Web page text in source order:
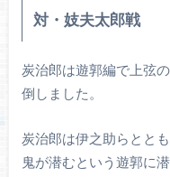
対・妓夫太郎戦
炭治郎は遊郭編で上弦
倒しました。
炭治郎は伊之助らとと
鬼が潜むという遊郭に潜